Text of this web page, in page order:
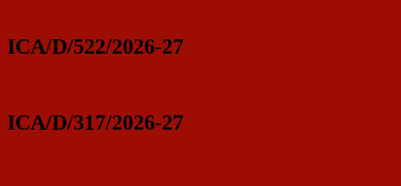
ICA/D/522/2026-27
ICA/D/317/2026-27